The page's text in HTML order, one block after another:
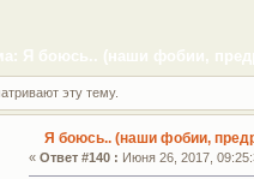
Я боюсь.. (наши фобии,
эту тему.
Я боюсь.. (наши фобии,
«Ответ #140 : Июня 26, 2017,